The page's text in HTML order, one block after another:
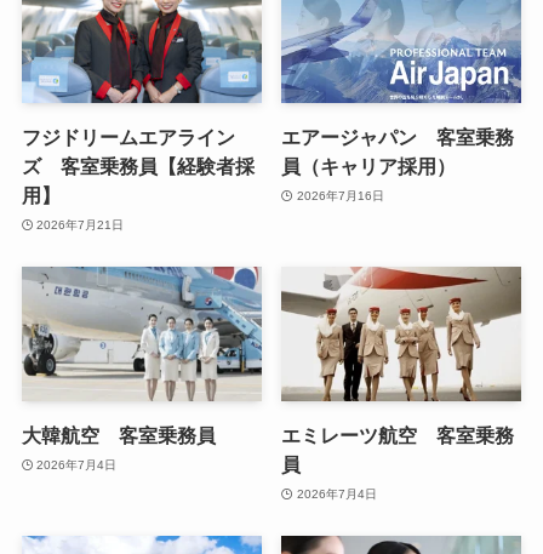
フジドリームエアライン
ズ 客室乗務員【経験者採
用】
2026年7月21日
エアージャパン 客室乗務
員（キャリア採用）
2026年7月16日
大韓航空 客室乗務員
2026年7月4日
エミレーツ航空 客室乗務
員
2026年7月4日